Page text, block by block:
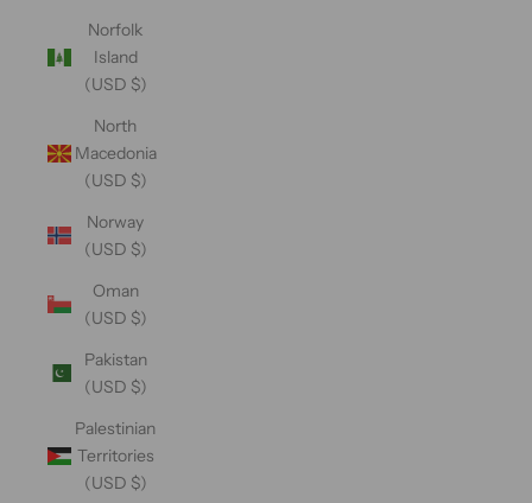
Norfolk
Island
(USD $)
North
Macedonia
(USD $)
Norway
(USD $)
Oman
(USD $)
Pakistan
(USD $)
Palestinian
Territories
(USD $)